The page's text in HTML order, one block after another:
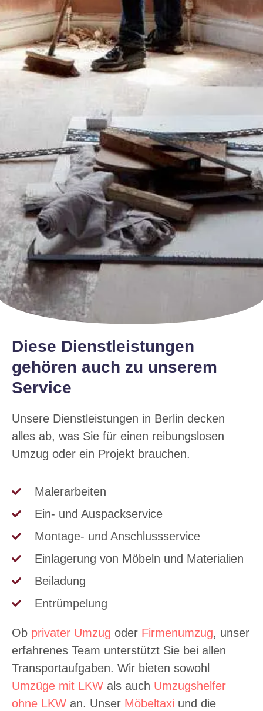
Diese Dienstleistungen
gehören auch zu unserem
Service
Unsere Dienstleistungen in Berlin decken
alles ab, was Sie für einen reibungslosen
Umzug oder ein Projekt brauchen.
Malerarbeiten
Ein- und Auspackservice
Montage- und Anschlussservice
Einlagerung von Möbeln und Materialien
Beiladung
Entrümpelung
Ob privater Umzug oder Firmenumzug, unser
erfahrenes Team unterstützt Sie bei allen
Transportaufgaben. Wir bieten sowohl
Umzüge mit LKW als auch Umzugshelfer
ohne LKW an. Unser Möbeltaxi und die